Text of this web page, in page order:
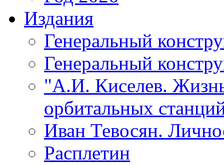
Издания
Генеральный
Генеральный
"А.И. Киселев.
орбитальных
Иван Тевосян.
Расплетин